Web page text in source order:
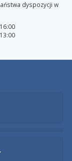
dyspozycji w